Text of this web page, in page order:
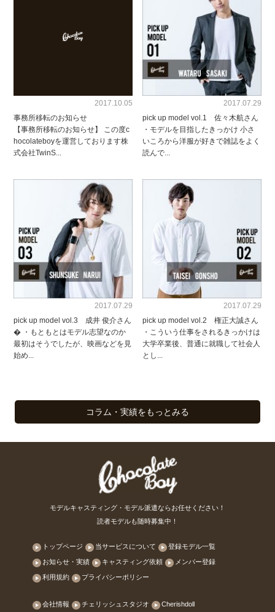
2017.10.05
事務所移転のお知らせ
【事務所移転のお知らせ】 この度c
hocolateboyを運営しております株
式会社TwinS...
2017.07.29
pick up model vol.1 佐々木航さん
・モデルを目指したきっかけ 小さ
いころから洋服が好きで雑誌をよく
読んで...
2017.07.29
pick up model vol.3 成井 俊介さん
� ・もともとはモデル志望なのか
最初はそうでしたが、映画などを見
始め...
2017.07.29
pick up model vol.2 権正大誠さん
・こういう仕事をされるきっかけは
大学卒業後、普通に就職して社会人
とし...
コラム・実績をもっとみる
モデルキャスティング・モデル派遣ならお任せください！
読者モデルも随時募集中！
トップページ 当サービスについて 登録モデル一覧
お知らせ・実績 キャスティング依頼 メンバー登録
利用規約 プライバシーポリシー
会社情報 チェリッシュスタジオ Cherishdoll